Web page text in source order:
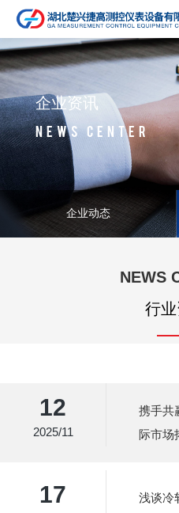
企业资讯
NEWS CENTER
企业动态
NEWS
行
12
2025/11
携手共
际市场
17
浅谈冷